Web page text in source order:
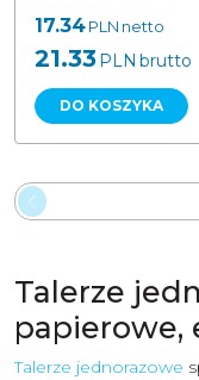
17.34PLN netto
21.33PLN brutto
DO KOSZYKA
Talerze
papierowe,
Talerze jednorazowe